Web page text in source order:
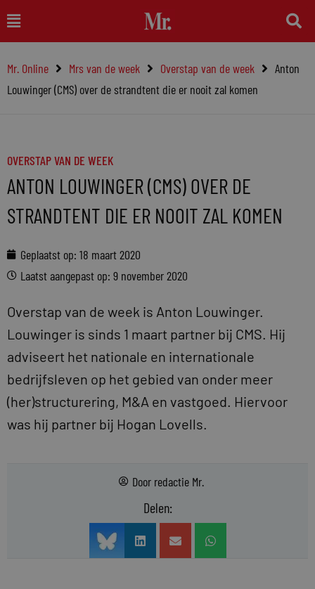
naar
inhoud
Main
Menu
Mr. Online Mrs van de week Overstap van de week
Anton
Louwinger (CMS) over de strandtent die er nooit zal komen
OVERSTAP VAN DE WEEK
ANTON LOUWINGER (CMS) OVER DE
STRANDTENT DIE ER NOOIT ZAL KOMEN
Geplaatst op: 18 maart 2020
Laatst aangepast op: 9 november 2020
Overstap van de week is Anton Louwinger.
Louwinger is sinds 1 maart partner bij CMS. Hij
adviseert het nationale en internationale
bedrijfsleven op het gebied van onder meer
(her)structurering, M&A en vastgoed. Hiervoor
was hij partner bij Hogan Lovells.
Door redactie Mr.
Delen: